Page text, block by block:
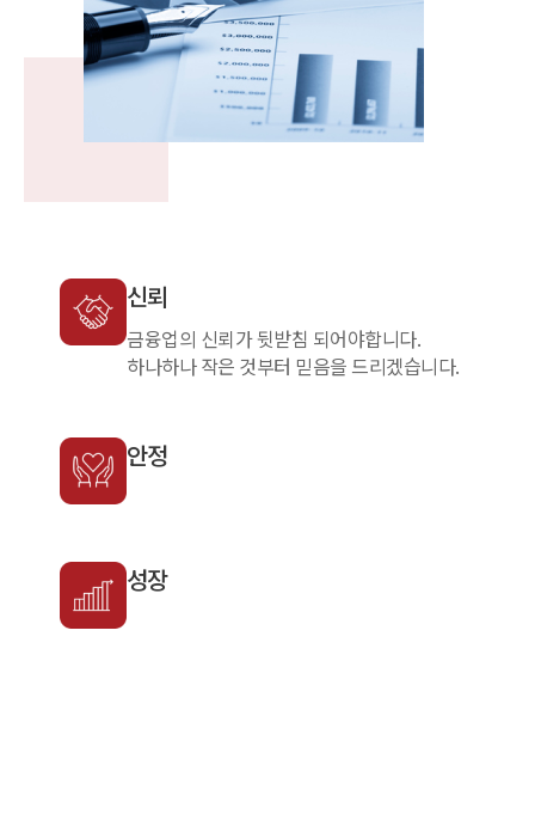
신뢰
금융업의 신뢰가 뒷받침 되어야합니다.
하나하나 작은 것부터 믿음을 드리겠습니다.
안정
성장